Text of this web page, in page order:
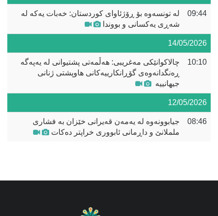
09:44
لە تونسەوە بۆ ڕۆژئاوای کوردستان: خەبات یەکە لە
شەڕی یەکسانی و بووندا
14/05/2026
10:10
چالاکوانێکی مەغریبی: هەڵمەتی پشتیوانی لە یەپەگە
ڕەنگدانەوەی گۆڕانکارییەکانی هاوپشتی ژنانی
جیهانییە
12/05/2026
08:46
جیابوونەوە لە یەمەن قەیرانی خێزان بە فشاری
ململانێ و داڕمانی ئابووری خراپتر دەکات